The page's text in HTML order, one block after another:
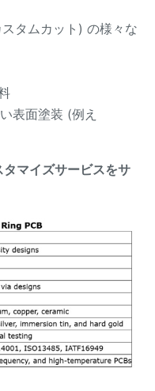
タムカット) の様々な
表面塗装 (例え
マイズサービスをサ